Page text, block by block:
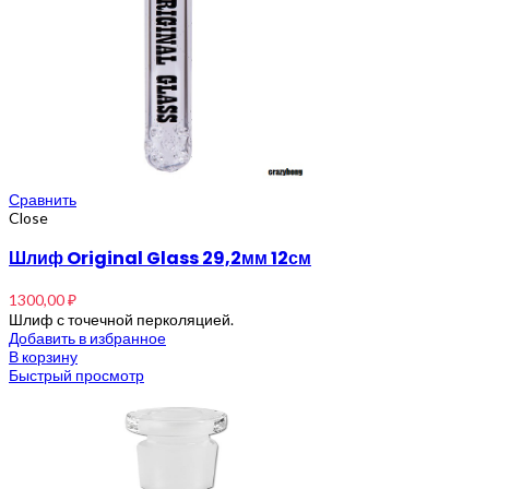
Сравнить
Close
Шлиф Original Glass 29,2мм 12см
1300,00₽
Шлиф с точечной перколяцией.
Добавить в избранное
В корзину
Быстрый просмотр